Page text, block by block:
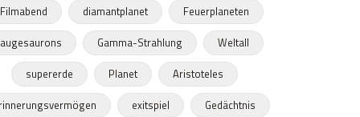
Filmabend
diamantplanet
Feuerplaneten
augesaurons
Gamma-Strahlung
Weltall
supererde
Planet
Aristoteles
exitspiel
Gedächtnis